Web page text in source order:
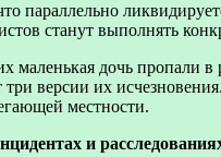
параллельно
станут выполнять
дочь пропали в
версии их
местности.
и